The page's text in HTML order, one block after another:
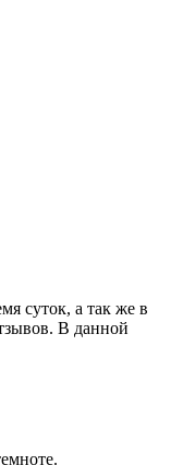
суток, а так же в
В данной